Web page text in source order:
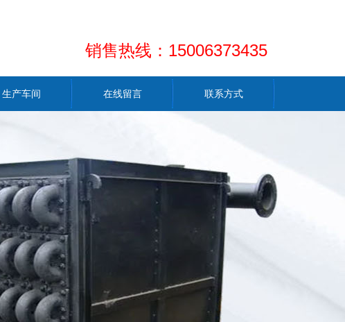
销售热线：15006373435
生产车间 在线留言 联系方式